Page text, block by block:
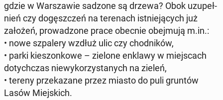
gdzie w War­sza­wie sadzone są drzewa? Obok uzu­peł­
nień czy do­gęsz­czeń na te­re­nach ist­nie­ją­cych już
założeń, pro­wa­dzo­ne prace obecnie obej­mu­ją m.in.:
• nowe szpa­le­ry wzdłuż ulic czy chod­ni­ków,
• parki kie­szon­ko­we – zielone enklawy w miej­scach
do­tych­czas nie­wy­ko­rzy­sta­nych na zieleń,
• tereny prze­ka­za­ne przez miasto do puli gruntów
Lasów Miej­skich.